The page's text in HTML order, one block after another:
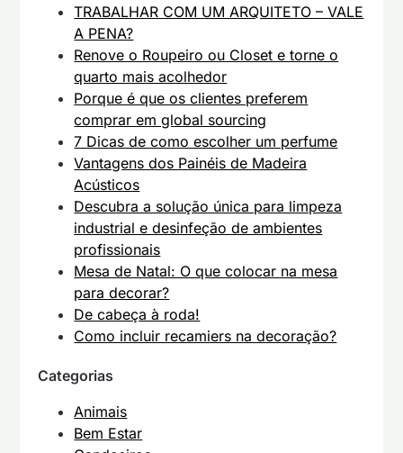
TRABALHAR COM UM ARQUITETO – VALE
A PENA?
Renove o Roupeiro ou Closet e torne o
quarto mais acolhedor
Porque é que os clientes preferem
comprar em global sourcing
7 Dicas de como escolher um perfume
Vantagens dos Painéis de Madeira
Acústicos
Descubra a solução única para limpeza
industrial e desinfeção de ambientes
profissionais
Mesa de Natal: O que colocar na mesa
para decorar?
De cabeça à roda!
Como incluir recamiers na decoração?
Categorias
Animais
Bem Estar